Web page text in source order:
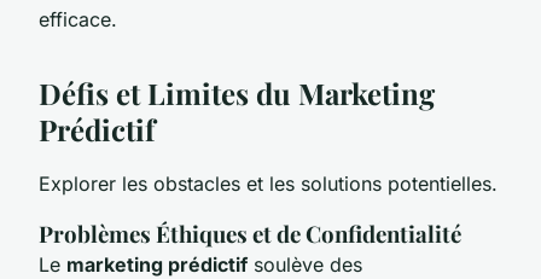
efficace.
Défis et Limites du Marketing
Prédictif
Explorer les obstacles et les solutions potentielles.
Problèmes Éthiques et de Confidentialité
Le marketing prédictif soulève des